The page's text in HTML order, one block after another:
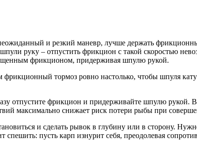
и резкий маневр, лучше держать
руку – отпустить фрикцион с такой скоростью
фрикционом, придерживая шпулю рукой.
тормоз ровно настолько, чтобы шпуля
отпустите фрикцион и придерживайте шпулю рукой.
максимально снижает риск потери рыбы при
и сделать рывок в глубину или в сторону.
пусть карп изнурит себя, преодолевая